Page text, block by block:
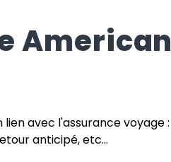
American
avec l'assurance voyage :
anticipé, etc...